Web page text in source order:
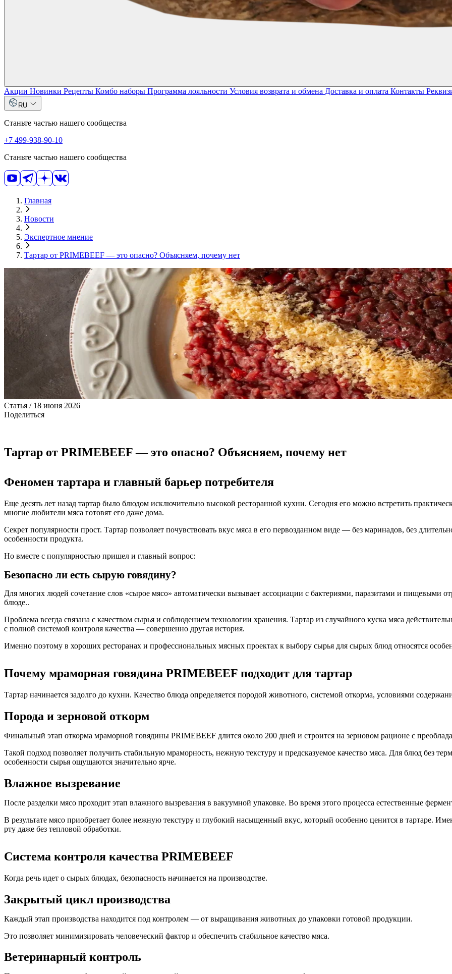
Акции Новинки Рецепты Комбо наборы Программа лояльности Условия возврата и обмена Доставка и оплата Контакты
RU
Станьте частью нашего сообщества
+7 499-938-90-10
Станьте частью нашего сообщества
Главная
Новости
Экспертное мнение
Тартар от PRIMEBEEF — это опасно? Объясняем, почему нет
Статья / 18 июня 2026
Поделиться
Тартар от PRIMEBEEF — это опасно? Объясняем, почему нет
Феномен тартара и главный барьер потребителя
Еще десять лет назад тартар было блюдом исключительно высокой ресторанной кухни. Сегодня его можно встретить
многие любители мяса готовят его даже дома.
Секрет популярности прост. Тартар позволяет почувствовать вкус мяса в его первозданном виде — без маринадов, без
особенности продукта.
Но вместе с популярностью пришел и главный вопрос:
Безопасно ли есть сырую говядину?
Для многих людей сочетание слов «сырое мясо» автоматически вызывает ассоциации с бактериями, паразитами и пищевыми
блюде..
Проблема всегда связана с качеством сырья и соблюдением технологии хранения. Тартар из случайного куска мяса
с полной системой контроля качества — совершенно другая история.
Именно поэтому в хороших ресторанах и профессиональных мясных проектах к выбору сырья для сырых блюд относятся
Почему мраморная говядина PRIMEBEEF подходит для тартар
Тартар начинается задолго до кухни. Качество блюда определяется породой животного, системой откорма, условиями
Порода и зерновой откорм
Финальный этап откорма мраморной говядины PRIMEBEEF длится около 200 дней и строится на зерновом рационе с
Такой подход позволяет получить стабильную мраморность, нежную текстуру и предсказуемое качество мяса. Для блюд без
особенности сырья ощущаются значительно ярче.
Влажное вызревание
После разделки мясо проходит этап влажного вызревания в вакуумной упаковке. Во время этого процесса естественные
В результате мясо приобретает более нежную текстуру и глубокий насыщенный вкус, который особенно ценится в тартаре.
рту даже без тепловой обработки.
Система контроля качества PRIMEBEEF
Когда речь идет о сырых блюдах, безопасность начинается на производстве.
Закрытый цикл производства
Каждый этап производства находится под контролем — от выращивания животных до упаковки готовой продукции.
Это позволяет минимизировать человеческий фактор и обеспечить стабильное качество мяса.
Ветеринарный контроль